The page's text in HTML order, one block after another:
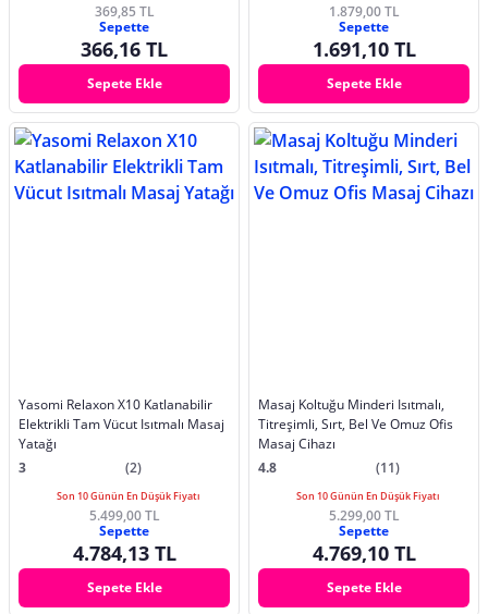
369,85 TL
Sepette
366,16 TL
Sepete Ekle
1.879,00 TL
Sepette
1.691,10 TL
Sepete Ekle
Yasomi Relaxon X10 Katlanabilir
Elektrikli Tam Vücut Isıtmalı Masaj
Yatağı
3
(2)
Son 10 Günün En Düşük Fiyatı
5.499,00 TL
Sepette
4.784,13 TL
Sepete Ekle
Masaj Koltuğu Minderi Isıtmalı,
Titreşimli, Sırt, Bel Ve Omuz Ofis
Masaj Cihazı
4.8
(11)
Son 10 Günün En Düşük Fiyatı
5.299,00 TL
Sepette
4.769,10 TL
Sepete Ekle